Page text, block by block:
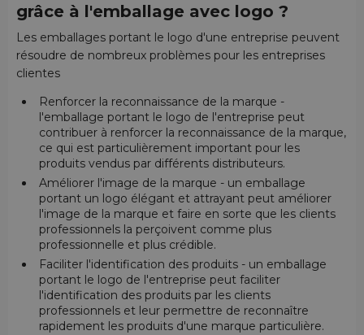
grâce à l'emballage avec logo ?
Les emballages portant le logo d'une entreprise peuvent
résoudre de nombreux problèmes pour les entreprises
clientes
Renforcer la reconnaissance de la marque -
l'emballage portant le logo de l'entreprise peut
contribuer à renforcer la reconnaissance de la marque,
ce qui est particulièrement important pour les
produits vendus par différents distributeurs.
Améliorer l'image de la marque - un emballage
portant un logo élégant et attrayant peut améliorer
l'image de la marque et faire en sorte que les clients
professionnels la perçoivent comme plus
professionnelle et plus crédible.
Faciliter l'identification des produits - un emballage
portant le logo de l'entreprise peut faciliter
l'identification des produits par les clients
professionnels et leur permettre de reconnaître
rapidement les produits d'une marque particulière.